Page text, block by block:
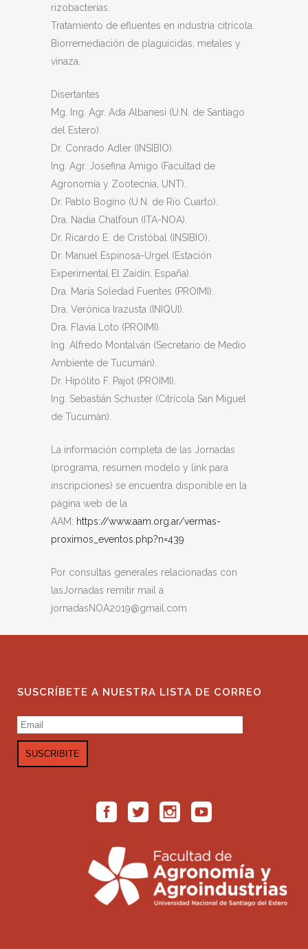
rizobacterias.
Tratamiento de efluentes en industria citrícola.
Biorremediación de plaguicidas, metales y
vinaza.
Disertantes
Mg. Ing. Agr. Ada Albanesi (U.N. de Santiago
del Estero).
Dr. Conrado Adler (INSIBIO).
Ing. Agr. Josefina Amigo (Facultad de
Agronomía y Zootecnia, UNT).
Dr. Pablo Bogino (U.N. de Río Cuarto).
Dra. Nadia Chalfoun (ITA-NOA).
Dr. Ricardo E. de Cristóbal (INSIBIO).
Dr. Manuel Espinosa-Urgel (Estación
Experimental El Zaidín, España).
Dra. María Soledad Fuentes (PROIMI).
Dra. Verónica Irazusta (INIQUI).
Dra. Flavia Loto (PROIMI).
Ing. Alfredo Montalván (Secretario de Medio
Ambiente de Tucumán).
Dr. Hipólito F. Pajot (PROIMI).
Ing. Sebastián Schuster (Citrícola San Miguel
de Tucumán).
La información completa de las Jornadas
(programa, resumen modelo y link para
inscripciones) se encuentra disponible en la
página web de la
AAM: https://www.aam.org.ar/vermas-
proximos_eventos.php?n=439
Por consultas generales relacionadas con
lasJornadas remitir mail a
jornadasNOA2019@gmail.com
SUSCRÍBETE A NUESTRA LISTA DE CORREO